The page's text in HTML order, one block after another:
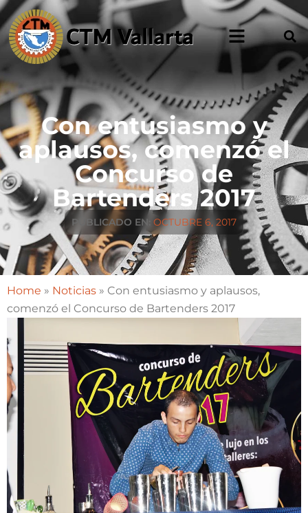
Con entusiasmo y
aplausos, comenzó el
Concurso de
Bartenders 2017
PUBLICADO EN: OCTUBRE 6, 2017
Home » Noticias » Con entusiasmo y aplausos,
comenzó el Concurso de Bartenders 2017